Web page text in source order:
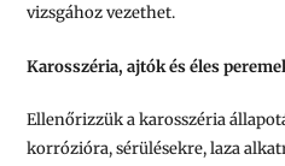
vizsgához vezethet.
Karosszéria, ajtók és éles
Ellenőrizzük a karosszéria
korrózióra, sérülésekre, laza